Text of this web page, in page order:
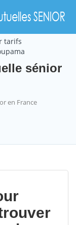
tarifs
sénior
en France